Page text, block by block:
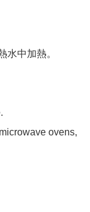
水中加熱。
ovens,